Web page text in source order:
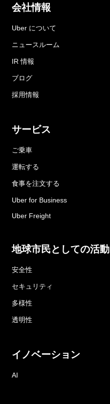
会社情報
Uber について
ニュースルーム
IR 情報
ブログ
採用情報
サービス
ご乗車
運転する
食事を注文する
Uber for Business
Uber Freight
地球市民としての活動
安全性
セキュリティ
多様性
透明性
イノベーション
AI